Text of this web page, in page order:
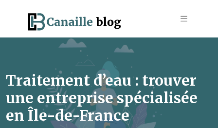
Traitement d’eau : trouver
une entreprise spécialisée
en Île-de-France